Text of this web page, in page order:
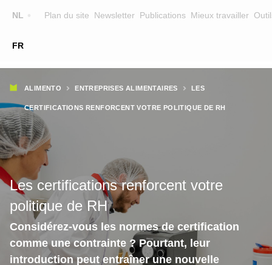
NL
FR
Plan du site Newsletter Publications Mieux travailler
Main
navigation
FORMATEURS
SUR ALIMENTO
EQUIPE
CONTACT
Fil
d'Ariane
ALIMENTO ENTREPRISES ALIMENTAIRES LES
CERTIFICATIONS RENFORCENT VOTRE POLITIQUE DE RH
Les certifications renforcent votre
politique de RH
Considérez-vous les normes de certification
comme une contrainte ? Pourtant, leur
introduction peut entraîner une nouvelle